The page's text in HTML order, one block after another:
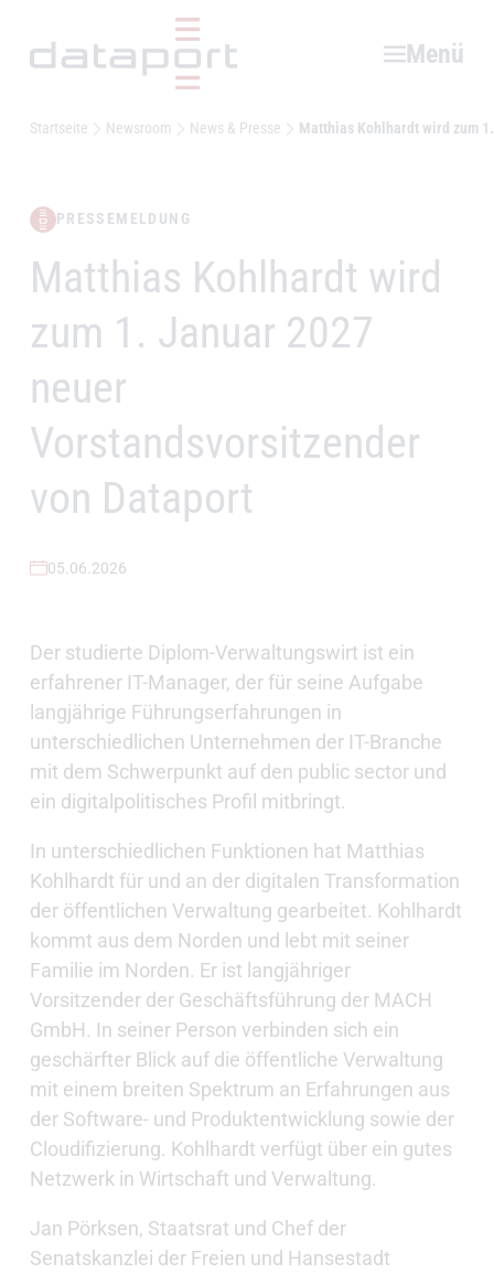
Menü
Startseite Newsroom News & Presse Matthias Kohlhardt wird zum
PRESSEMELDUNG
–
Matthias Kohlhardt wird
zum 1. Januar 2027
neuer
Vorstandsvorsitzender
von Dataport
05.06.2026
Der studierte Diplom-Verwaltungswirt ist ein
erfahrener IT-Manager, der für seine Aufgabe
langjährige Führungserfahrungen in
unterschiedlichen Unternehmen der IT-Branche
mit dem Schwerpunkt auf den public sector und
ein digitalpolitisches Profil mitbringt.
In unterschiedlichen Funktionen hat Matthias
Kohlhardt für und an der digitalen Transformation
der öffentlichen Verwaltung gearbeitet. Kohlhardt
kommt aus dem Norden und lebt mit seiner
Familie im Norden. Er ist langjähriger
Vorsitzender der Geschäftsführung der MACH
GmbH. In seiner Person verbinden sich ein
geschärfter Blick auf die öffentliche Verwaltung
mit einem breiten Spektrum an Erfahrungen aus
der Software- und Produktentwicklung sowie der
Cloudifizierung. Kohlhardt verfügt über ein gutes
Netzwerk in Wirtschaft und Verwaltung.
Jan Pörksen, Staatsrat und Chef der
Senatskanzlei der Freien und Hansestadt